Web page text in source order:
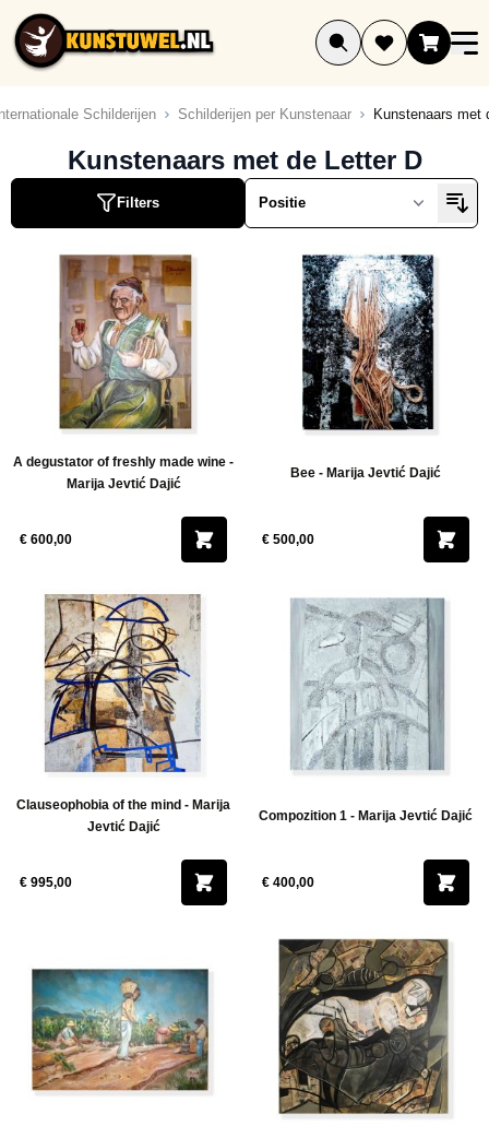
Ga naar de inhoud
Schilderijen Schilderijen per Kunstenaar Kunstenaars met
Kunstenaars met de Letter D
Filters
A degustator of freshly made wine -
Marija Jevtić Dajić
€ 600,00
Bee - Marija Jevtić Dajić
€ 500,00
Clauseophobia of the mind - Marija
Jevtić Dajić
€ 995,00
Compozition 1 - Marija Jevtić Dajić
€ 400,00